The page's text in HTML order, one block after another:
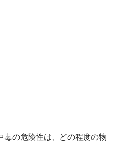
毒の危険性は、どの程度の物